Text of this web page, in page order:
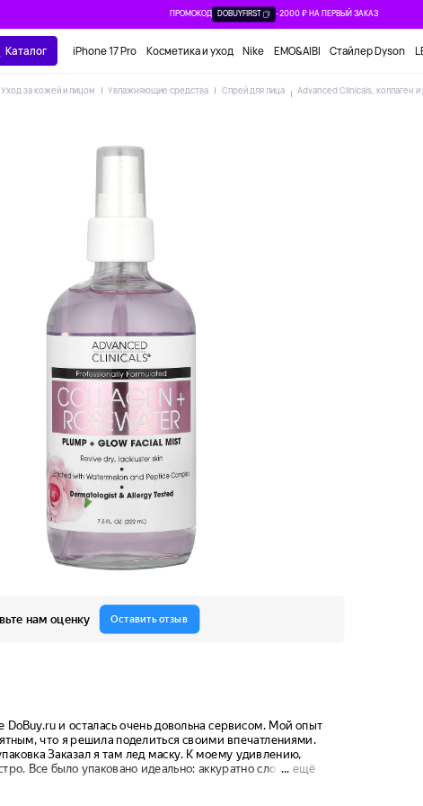
ПРОМОКОД DOBUYFIRST -2000 ₽ НА ПЕРВЫЙ ЗАКАЗ
Каталог iPhone 17 Pro Косметика и уход Nike EMO&AIBI Стайлер Dyson
Уход за кожей и лицом Увлажняющие средства Спрей для лица
Advanced Clinicals, коллаген